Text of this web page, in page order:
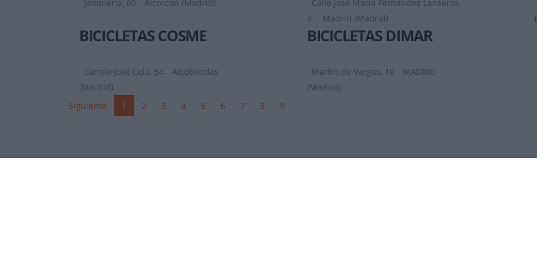
Jabonería, 60 Alcorcón (Madrid)
Calle José María Fernández Lanseros,
4
Madrid (Madrid)
BICICLETAS COSME
Camilo José Cela, 34
Alcobendas
(Madrid)
BICICLETAS DIMAR
Martin de Vargas, 10
MADRID
(Madrid)
Siguiente
1 2 3 4 5 6 7 8 9